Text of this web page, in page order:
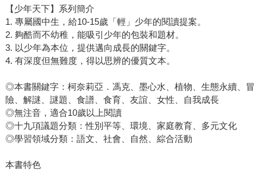
【少年天下】系列簡介
1. 專屬國中生，給10-15歲「輕」少年的閱讀提案。
2. 夠酷而不幼稚，能吸引少年的包裝和題材。
3. 以少年為本位，提供邁向成長的關鍵字。
4. 有深度但無難度，得以思辨的優質文本。
◎本書關鍵字：柯奈莉亞．馮克、墨心水、植物、生態永續、冒
險、解謎、謎題、食譜、食育、友誼、女性、自我成長
◎無注音，適合10歲以上閱讀
◎十九項議題分類：性別平等、環境、家庭教育、多元文化
◎學習領域分類：語文、社會、自然、綜合活動
本書特色